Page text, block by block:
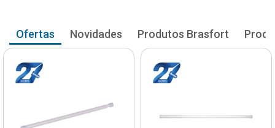
Ofertas Novidades Produtos Brasfort